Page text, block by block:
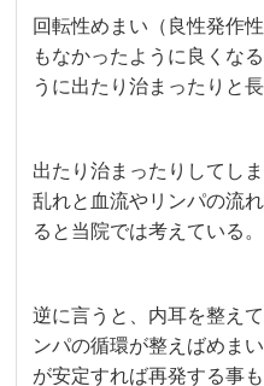
回転性めまい（良性発作
もなかったように良くな
うに出たり治まったりと
出たり治まったりしてし
乱れと血流やリンパの流
ると当院では考えている。
逆に言うと、内耳を整え
ンパの循環が整えばめま
が安定すれば再発する事